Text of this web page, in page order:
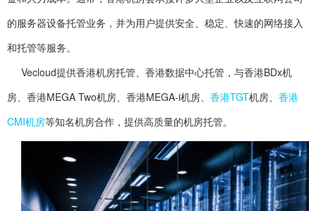
的服务器设备托管业务，并为用户提供安全、稳定、快速的网络接入
和托管等服务。
Vecloud提供香港机房托管、香港数据中心托管，与香港BDx机
房、香港MEGA Two机房、香港MEGA-i机房、 香港TGT机房、 香港
CMI机房等知名机房合作，提供高质量的机房托管。